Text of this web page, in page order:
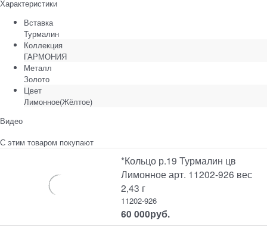
Характеристики
Вставка
Турмалин
Коллекция
ГАРМОНИЯ
Металл
Золото
Цвет
Лимонное(Жёлтое)
Видео
С этим товаром покупают
*Кольцо р.19 Турмалин цв
Лимонное арт. 11202-926 вес
2,43 г
11202-926
60 000руб.